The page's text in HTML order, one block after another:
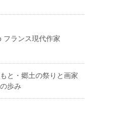
フランス現代作家
と・郷土の祭りと画家
歩み